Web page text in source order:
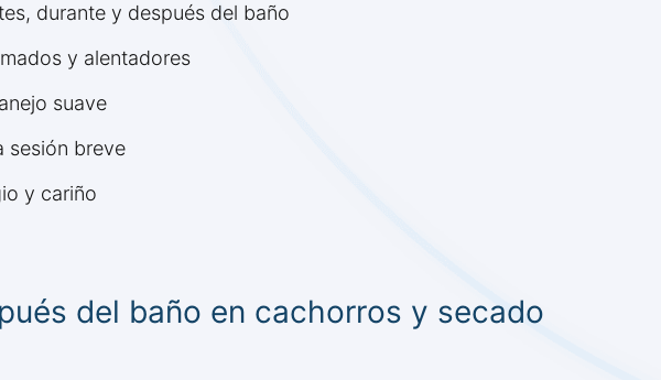
durante y después del baño
y alentadores
suave
sesión breve
y cariño
del baño en cachorros y secado